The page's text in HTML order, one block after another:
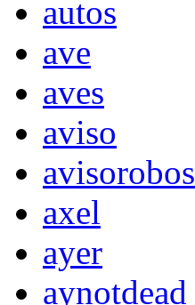
autos
ave
aves
aviso
avisorobos
axel
ayer
aynotdead